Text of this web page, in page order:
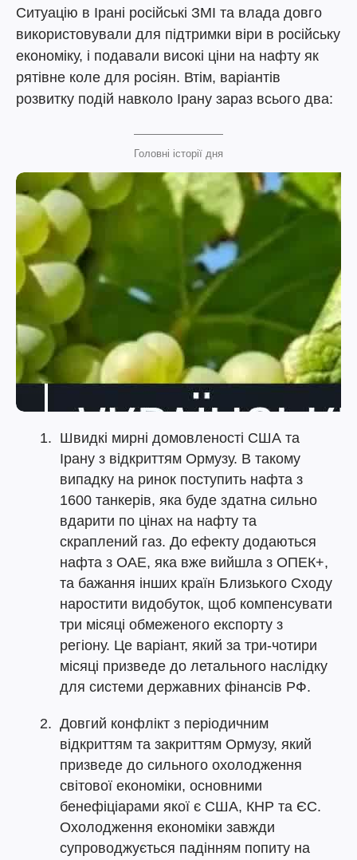
Ситуацію в Ірані російські ЗМІ та влада довго
використовували для підтримки віри в російську
економіку, і подавали високі ціни на нафту як
рятівне коле для росіян. Втім, варіантів
розвитку подій навколо Ірану зараз всього два:
Головні історії дня
Швидкі мирні домовленості США та
Ірану з відкриттям Ормузу. В такому
випадку на ринок поступить нафта з
1600 танкерів, яка буде здатна сильно
вдарити по цінах на нафту та
скраплений газ. До ефекту додаються
нафта з ОАЕ, яка вже вийшла з ОПЕК+,
та бажання інших країн Близького Сходу
наростити видобуток, щоб компенсувати
три місяці обмеженого експорту з
регіону. Це варіант, який за три-чотири
місяці призведе до летального наслідку
для системи державних фінансів РФ.
Довгий конфлікт з періодичним
відкриттям та закриттям Ормузу, який
призведе до сильного охолодження
світової економіки, основними
бенефіціарами якої є США, КНР та ЄС.
Охолодження економіки завжди
супроводжується падінням попиту на